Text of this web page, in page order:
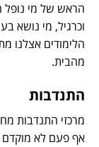
הראש של מי נופל
וכרגיל, מי נושא
הלימודים אצלנו
מהבית.
התנדבות
מרכזי התנדבות
אף פעם לא מוקדם